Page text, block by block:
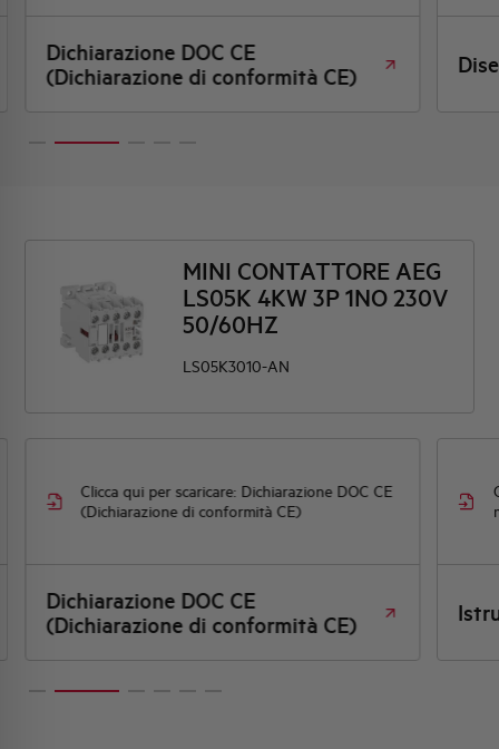
Dichiarazione DOC CE
(Dichiarazione di conformità CE)
MINI CONTATTORE AEG
LS05K 4KW 3P 1NO 230V
50/60HZ
LS05K3010-AN
Clicca qui per scaricare: Dichiarazione DOC CE
(Dichiarazione di conformità CE)
Dichiarazione DOC CE
(Dichiarazione di conformità CE)